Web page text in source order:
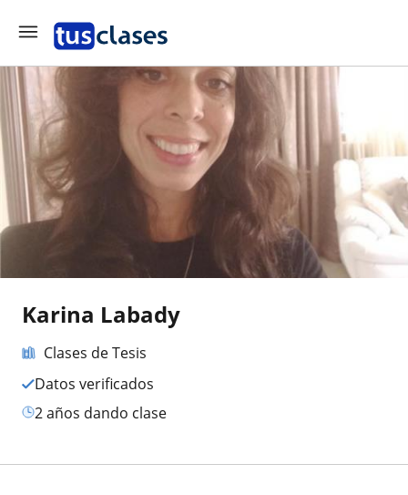
Karina Labady
Clases de Tesis
Datos verificados
2 años dando clase